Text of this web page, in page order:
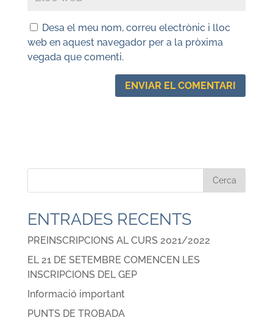
Desa el meu nom, correu electrònic i lloc
web en aquest navegador per a la pròxima
vegada que comenti.
ENTRADES RECENTS
PREINSCRIPCIONS AL CURS 2021/2022
EL 21 DE SETEMBRE COMENCEN LES
INSCRIPCIONS DEL GEP
Informació important
PUNTS DE TROBADA